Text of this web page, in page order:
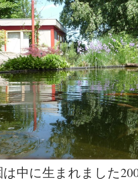
中に生まれました